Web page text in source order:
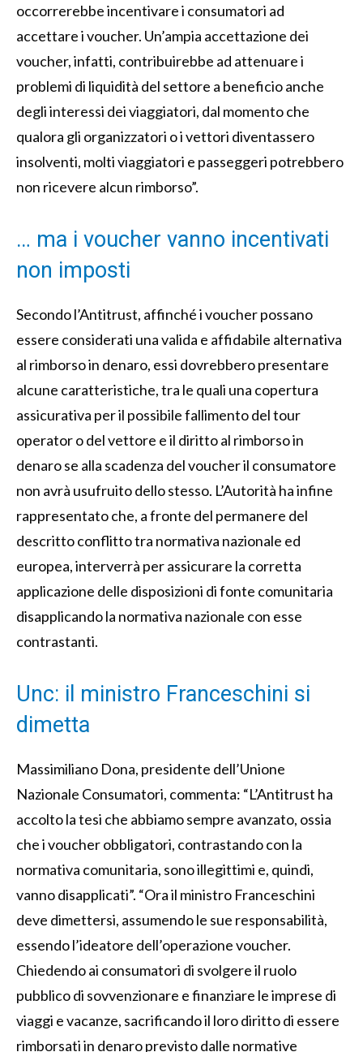
occorrerebbe incentivare i consumatori ad
accettare i voucher. Un’ampia accettazione dei
voucher, infatti, contribuirebbe ad attenuare i
problemi di liquidità del settore a beneficio anche
degli interessi dei viaggiatori, dal momento che
qualora gli organizzatori o i vettori diventassero
insolventi, molti viaggiatori e passeggeri potrebbero
non ricevere alcun rimborso”.
… ma i voucher vanno incentivati
non imposti
Secondo l’Antitrust, affinché i voucher possano
essere considerati una valida e affidabile alternativa
al rimborso in denaro, essi dovrebbero presentare
alcune caratteristiche, tra le quali una copertura
assicurativa per il possibile fallimento del tour
operator o del vettore e il diritto al rimborso in
denaro se alla scadenza del voucher il consumatore
non avrà usufruito dello stesso. L’Autorità ha infine
rappresentato che, a fronte del permanere del
descritto conflitto tra normativa nazionale ed
europea, interverrà per assicurare la corretta
applicazione delle disposizioni di fonte comunitaria
disapplicando la normativa nazionale con esse
contrastanti.
Unc: il ministro Franceschini si
dimetta
Massimiliano Dona, presidente dell’Unione
Nazionale Consumatori, commenta: “L’Antitrust ha
accolto la tesi che abbiamo sempre avanzato, ossia
che i voucher obbligatori, contrastando con la
normativa comunitaria, sono illegittimi e, quindi,
vanno disapplicati”. “Ora il ministro Franceschini
deve dimettersi, assumendo le sue responsabilità,
essendo l’ideatore dell’operazione voucher.
Chiedendo ai consumatori di svolgere il ruolo
pubblico di sovvenzionare e finanziare le imprese di
viaggi e vacanze, sacrificando il loro diritto di essere
rimborsati in denaro previsto dalle normative